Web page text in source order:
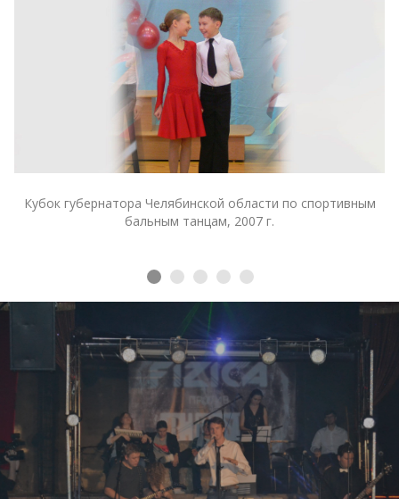
Кубок губернатора Челябинской области по спортивным
бальным танцам, 2007 г.